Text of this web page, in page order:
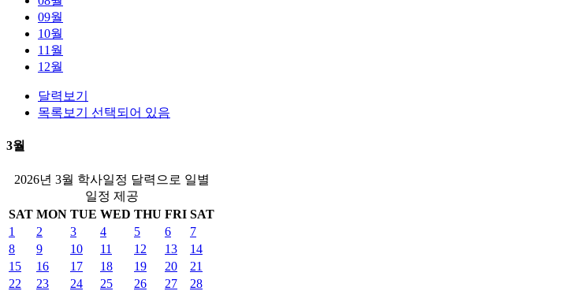
09월
10월
11월
12월
달력보기
목록보기 선택되어 있음
3월
2026년 3월 학사일정 달력으로 일별
일정 제공
SAT MON TUE WED THU FRI SAT
1
2 3 4 5 6
7
8
9 10 11 12 13
14
15
16 17 18 19 20
21
22
23 24 25 26 27
28